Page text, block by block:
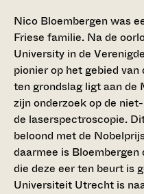
Nico Bloembergen was
Friese familie. Na de
University in de
pionier op het gebied
ten grondslag ligt aan de
zijn onderzoek op de
de laserspectroscopie.
beloond met de
daarmee is
die deze eer ten beurt is
Universiteit Utrecht is